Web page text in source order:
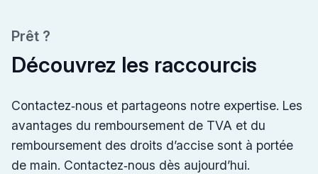
Prêt ?
Découvrez les raccourcis
Contactez‑nous et partageons notre expertise. Les
avantages du remboursement de TVA et du
remboursement des droits d’accise sont à portée
de main. Contactez‑nous dès aujourd’hui.